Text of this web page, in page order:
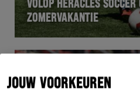
JOUW VOORKEUREN
VOLOP HERACLES
ZOMERVAKANTIE